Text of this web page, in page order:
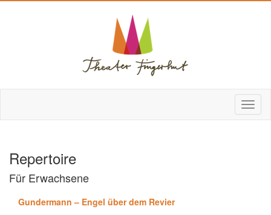
Repertoire
Für Erwachsene
Gundermann – Engel über dem Revier